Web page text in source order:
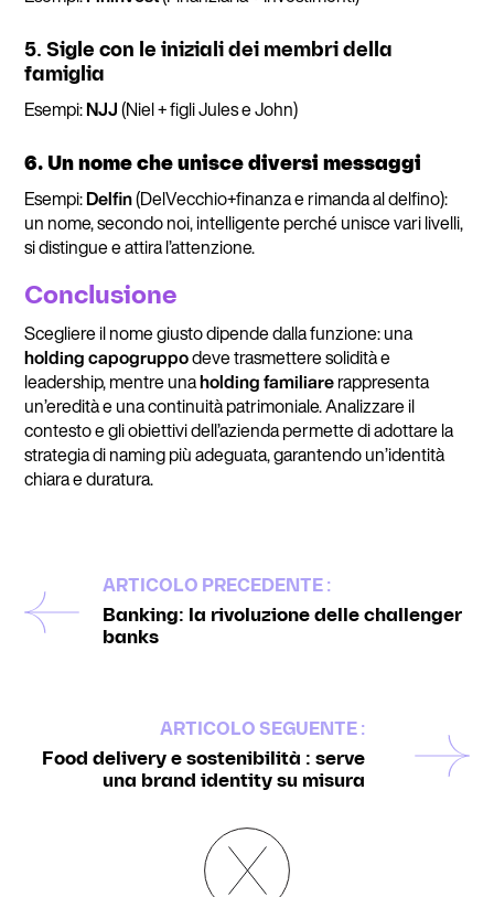
5. Sigle con le iniziali dei membri della
famiglia
Esempi:NJJ(Niel + figli Jules e John)
6. Un nome che unisce diversi messaggi
Esempi:Delfin(DelVecchio+finanza e rimanda al delfino):
un nome, secondo noi, intelligente perché unisce vari livelli,
si distingue e attira l’attenzione.
Conclusione
Scegliere il nome giusto dipende dalla funzione: una
holding capogruppodeve trasmettere solidità e
leadership, mentre unaholding familiarerappresenta
un’eredità e una continuità patrimoniale. Analizzare il
contesto e gli obiettivi dell’azienda permette di adottare la
strategia di naming più adeguata, garantendo un’identità
chiara e duratura.
ARTICOLO PRECEDENTE :
Banking: la rivoluzione delle challenger
banks
ARTICOLO SEGUENTE :
Food delivery e sostenibilità : serve
una brand identity su misura